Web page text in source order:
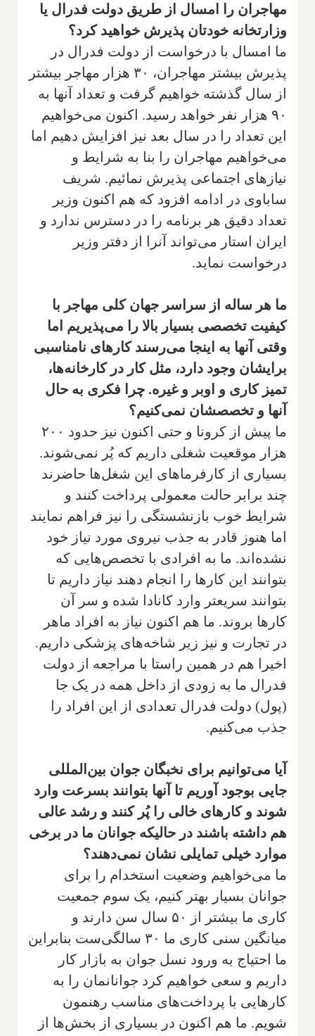
مهاجران را امسال از طریق دولت فدرال یا
وزارتخانه خودتان پذیرش خواهید کرد؟
ما امسال با درخواست از دولت فدرال در
پذیرش بیشتر مهاجران، ۳۰ هزار مهاجر بیشتر
از سال گذشته خواهیم گرفت و تعداد آنها به
۹۰ هزار نفر خواهد رسید. اکنون می‌خواهیم
این تعداد را در سال بعد نیز افزایش دهیم اما
می‌خواهیم مهاجران را بنا به شرایط و
نیازهای اجتماعی پذیرش نمائیم. شریف
ساباوی در ادامه افزود که هم اکنون وزیر
تعداد دقیق هر برنامه را در دسترس ندارد و
ایران استار می‌تواند آنرا از دفتر وزیر
درخواست نماید.
ما هر ساله از سراسر جهان کلی مهاجر با
کیفیت تخصصی بسیار بالا را می‌پذیریم اما
وقتی آنها به اینجا می‌رسند کارهای نامناسبی
برایشان وجود دارد، مثل کار در کارخانه‌ها،
تمیز کاری و اوبر و غیره. چرا فکری به حال
آنها و تخصصشان نمی‌کنیم؟
ما پیش از کرونا و حتی اکنون نیز حدود ۲۰۰
هزار موقعیت شغلی داریم که پُر نمی‌شوند.
بسیاری از کارفرماهای این شغل‌ها حاضرند
چند برابر حالت معمولی پرداخت کنند و
شرایط خوب بازنشستگی را نیز فراهم نمایند
اما هنوز قادر به جذب نیروی مورد نیاز خود
نشده‌اند. ما به افرادی با تخصص‌هایی که
بتوانند این کارها را انجام دهند نیاز داریم تا
بتوانند سریعتر وارد کانادا شده و سر آن
کارها بروند. ما هم اکنون نیاز به افراد ماهر
در تجارت و نیز زیر شاخه‌های پزشکی داریم.
اخیرا هم در همین راستا با مراجعه از دولت
فدرال ما به زودی از داخل همه در یک جا
(پول) دولت فدرال تعدادی از این افراد را
جذب می‌کنیم.
آیا می‌توانیم برای نخبگان جوان بین‌المللی
جایی بوجود آوریم تا آنها بتوانند بسرعت وارد
شوند و کارهای خالی را پُر کنند و رشد عالی
هم داشته باشند در حالیکه جوانان ما در برخی
موارد خیلی تمایلی نشان نمی‌دهند؟
ما می‌خواهیم وضعیت استخدام را برای
جوانان بسیار بهتر کنیم، یک سوم جمعیت
کاری ما بیشتر از ۵۰ سال سن دارند و
میانگین سنی کاری ما ۳۰ سالگی‌ست بنابراین
ما احتیاج به ورود نسل جوان به بازار کار
داریم و سعی خواهیم کرد جوانانمان را به
کارهایی با پرداخت‌های مناسب رهنمون
شویم. ما هم اکنون در بسیاری از بخش‌ها از